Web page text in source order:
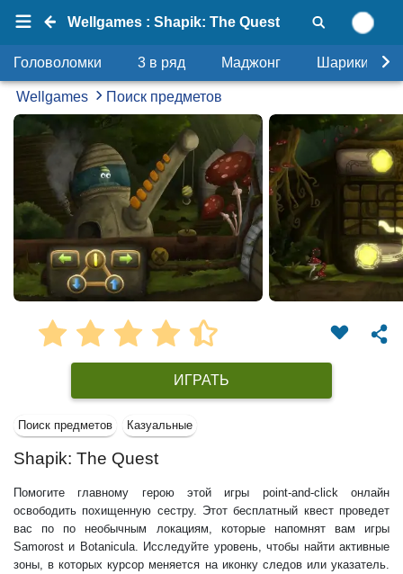
Wellgames : Shapik: The Quest
Головоломки 3 в ряд Маджонг Шарики
Wellgames Поиск предметов
ИГРАТЬ
Поиск предметов Казуальные
Shapik: The Quest
Помогите главному герою этой игры point-and-click онлайн
освободить похищенную сестру. Этот бесплатный квест проведет
вас по по необычным локациям, которые напомнят вам игры
Samorost и Botanicula. Исследуйте уровень, чтобы найти активные
зоны, в которых курсор меняется на иконку следов или указатель.